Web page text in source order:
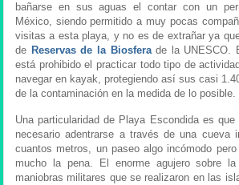
bañarse en sus aguas el contar con un
México, siendo permitido a muy pocas
visitas a esta playa, y no es de extrañar ya
de Reservas de la Biosfera de la UNESCO.
está prohibido el practicar todo tipo de
navegar en kayak, protegiendo así sus casi
de la contaminación en la medida de lo posible.
Una particularidad de Playa Escondida es
necesario adentrarse a través de una cueva
cuantos metros, un paseo algo incómodo
mucho la pena. El enorme agujero sobre
maniobras militares que se realizaron en las